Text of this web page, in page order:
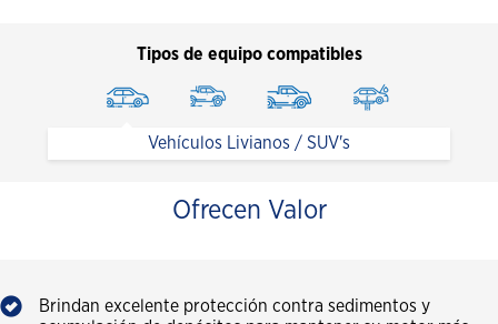
Tipos de equipo compatibles
Vehículos Livianos / SUV's
Ofrecen Valor
Brindan excelente protección contra sedimentos y